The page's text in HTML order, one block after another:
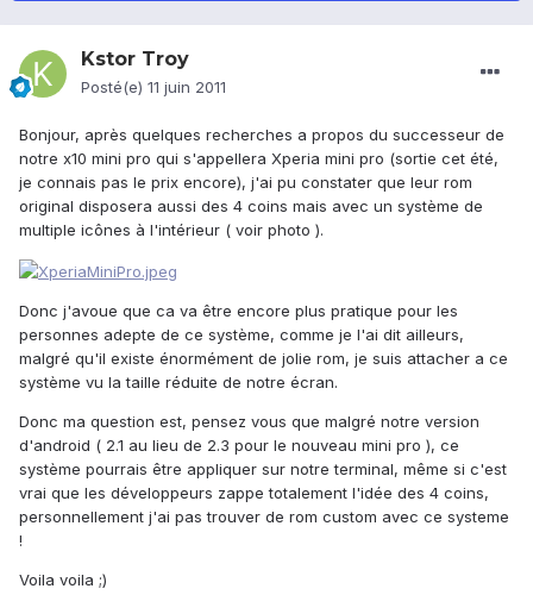
Kstor Troy
Posté(e) 11 juin 2011
Bonjour, après quelques recherches a propos du successeur de
notre x10 mini pro qui s'appellera Xperia mini pro (sortie cet été,
je connais pas le prix encore), j'ai pu constater que leur rom
original disposera aussi des 4 coins mais avec un système de
multiple icônes à l'intérieur ( voir photo ).
Donc j'avoue que ca va être encore plus pratique pour les
personnes adepte de ce système, comme je l'ai dit ailleurs,
malgré qu'il existe énormément de jolie rom, je suis attacher a ce
système vu la taille réduite de notre écran.
Donc ma question est, pensez vous que malgré notre version
d'android ( 2.1 au lieu de 2.3 pour le nouveau mini pro ), ce
système pourrais être appliquer sur notre terminal, même si c'est
vrai que les développeurs zappe totalement l'idée des 4 coins,
personnellement j'ai pas trouver de rom custom avec ce systeme
!
Voila voila ;)